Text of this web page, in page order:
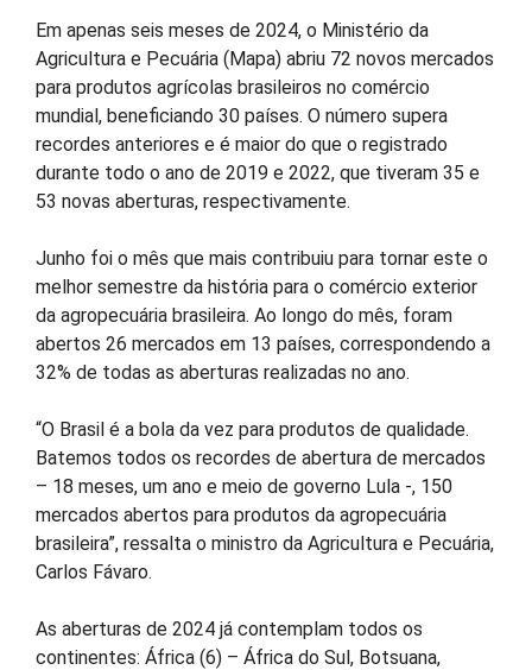
Em apenas seis meses de 2024, o Ministério da
Agricultura e Pecuária (Mapa) abriu 72 novos mercados
para produtos agrícolas brasileiros no comércio
mundial, beneficiando 30 países. O número supera
recordes anteriores e é maior do que o registrado
durante todo o ano de 2019 e 2022, que tiveram 35 e
53 novas aberturas, respectivamente.
Junho foi o mês que mais contribuiu para tornar este o
melhor semestre da história para o comércio exterior
da agropecuária brasileira. Ao longo do mês, foram
abertos 26 mercados em 13 países, correspondendo a
32% de todas as aberturas realizadas no ano.
“O Brasil é a bola da vez para produtos de qualidade.
Batemos todos os recordes de abertura de mercados
– 18 meses, um ano e meio de governo Lula -, 150
mercados abertos para produtos da agropecuária
brasileira”, ressalta o ministro da Agricultura e Pecuária,
Carlos Fávaro.
As aberturas de 2024 já contemplam todos os
continentes: África (6) – África do Sul, Botsuana,